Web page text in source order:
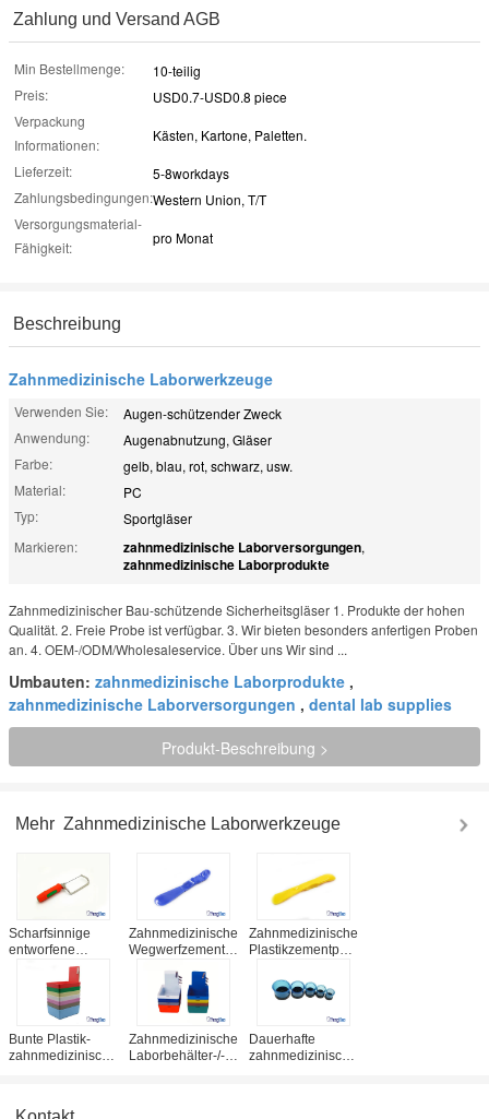
Zahlung und Versand AGB
Min Bestellmenge:
10-teilig
Preis:
USD0.7-USD0.8 piece
Verpackung
Informationen:
Kästen, Kartone, Paletten.
Lieferzeit:
5-8workdays
Zahlungsbedingungen:Western Union, T/T
Versorgungsmaterial-
Fähigkeit:
pro Monat
Beschreibung
Zahnmedizinische Laborwerkzeuge
Verwenden Sie:
Augen-schützender Zweck
Anwendung:
Augenabnutzung, Gläser
Farbe:
gelb, blau, rot, schwarz, usw.
Material:
PC
Typ:
Sportgläser
Markieren:
zahnmedizinische Laborversorgungen,
zahnmedizinische Laborprodukte
Zahnmedizinischer Bau-schützende Sicherheitsgläser 1. Produkte der hohen
Qualität. 2. Freie Probe ist verfügbar. 3. Wir bieten besonders anfertigen Proben
an. 4. OEM-/ODM/Wholesaleservice. Über uns Wir sind ...
Umbauten: zahnmedizinische Laborprodukte ,
zahnmedizinische Laborversorgungen , dental lab supplies
Produkt-Beschreibung >
Mehr Zahnmedizinische Laborwerkzeuge
Scharfsinnige
entworfene
zahnmedizinische
Laborwerkzeuge,
95mm Gips sahen
mit weichem
Kunststoffgriff
Zahnmedizinische
Wegwerfzement-
Gebiss-das
zusammengesetzte
Füllmaterial-
Mischen
Zahnmedizinische
Plastikzementputz-
multi farbige
zahnmedizinische
Verbrauchsmaterialien
Bunte Plastik-
zahnmedizinische
Zahnmedizinische
Laborbehälter-/-
Dauerhafte
zahnmedizinische